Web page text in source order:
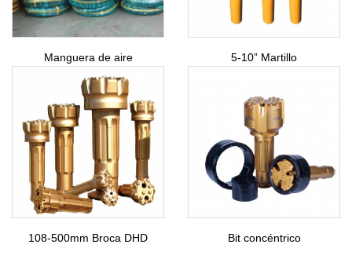
Manguera de aire 5-10” Martillo
108-500mm Broca DHD Bit concéntrico